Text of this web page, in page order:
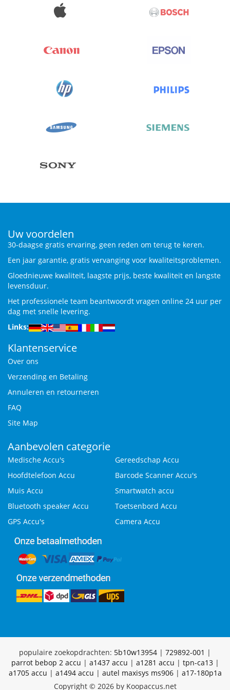
Uw voordelen
30-daagse gratis ervaring, geen reden om terug te keren.
Een jaar garantie, gratis vervanging voor kwaliteitsproblemen.
Gloednieuwe kwaliteit, laagste prijs, beste kwaliteit en langste
levensduur.
Het professionele team beantwoordt vragen online 24 uur per
dag met snelle levering.
Links:
Klantenservice
Over ons
Verzending en Betaling
Annuleren en retourneren
FAQ
Site Map
Aanbevolen categorie
Medische Accu's
Gereedschap Accu
Hoofdtelefoon Accu
Barcode Scanner Accu's
Muis Accu
Smartwatch accu
Bluetooth speaker Accu
Toetsenbord Accu
GPS Accu's
Camera Accu
populaire zoekopdrachten: 5b10w13954 | 729892-001 |
parrot bebop 2 accu | a1437 accu | a1281 accu | tpn-ca13|
a1705 accu | a1494 accu | autel maxisys ms906| a17-180p1a
Copyright © 2026 by Koopaccus.net